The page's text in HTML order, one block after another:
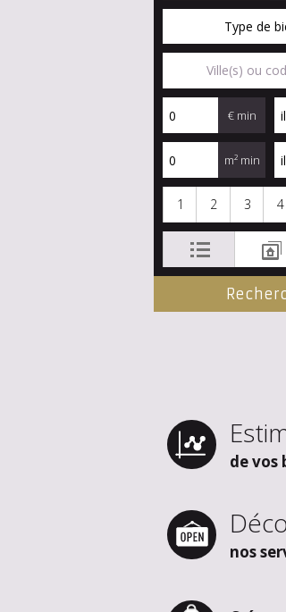
Type de
€ min
m² min
1 2 3 4
de vos
nos